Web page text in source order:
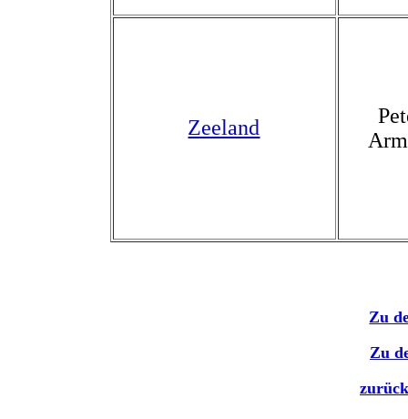
Zeeland
Zu
Zu